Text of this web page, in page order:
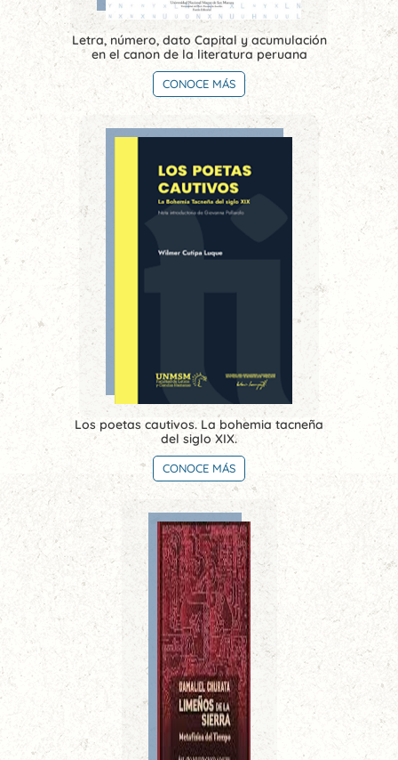
Letra, número, dato Capital y acumulación
en el canon de la literatura peruana
CONOCE MÁS
Los poetas cautivos. La bohemia tacneña
del siglo XIX.
CONOCE MÁS